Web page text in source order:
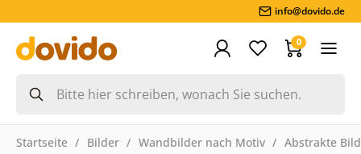
info@dovido.de
0
Startseite Bilder Wandbilder nach Motiv Abstrakte